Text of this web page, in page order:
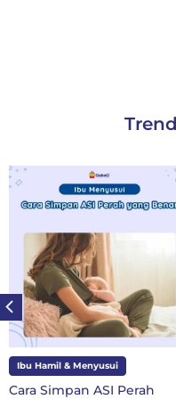
Ibu Hamil & Menyusui
Rekomendasi Cooler Bag